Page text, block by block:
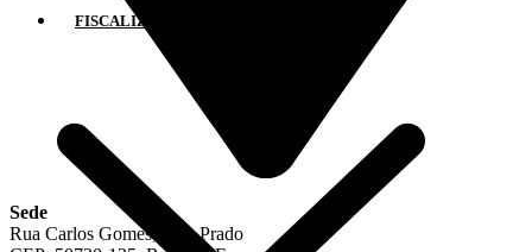
FISCALIZAÇÃO
Sede
Rua Carlos Gomes, 481, Prado